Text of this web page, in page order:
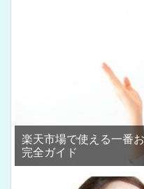
楽天市場で使える一番
完全ガイド